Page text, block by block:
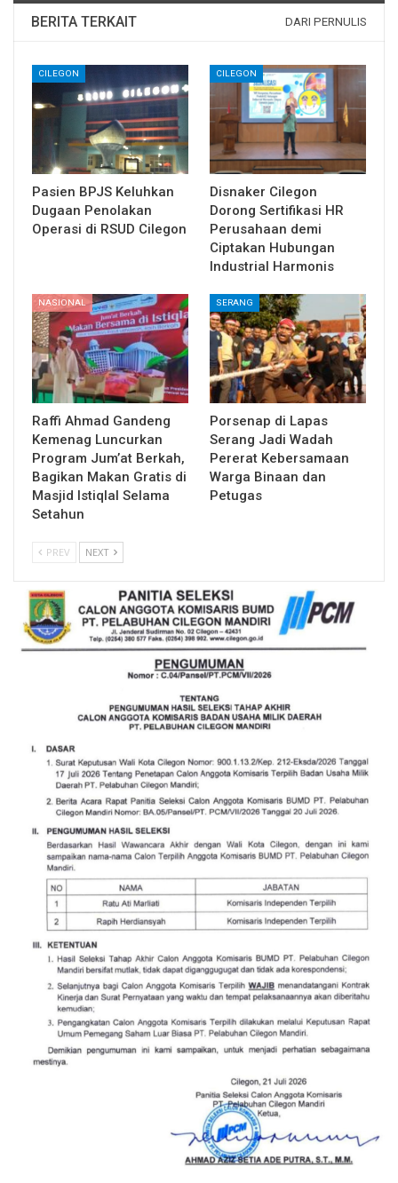
BERITA TERKAIT DARI PERNULIS
CILEGON
Pasien BPJS Keluhkan
Dugaan Penolakan
Operasi di RSUD Cilegon
CILEGON
Disnaker Cilegon
Dorong Sertifikasi HR
Perusahaan demi
Ciptakan Hubungan
Industrial Harmonis
NASIONAL
Raffi Ahmad Gandeng
Kemenag Luncurkan
Program Jum’at Berkah,
Bagikan Makan Gratis di
Masjid Istiqlal Selama
Setahun
SERANG
Porsenap di Lapas
Serang Jadi Wadah
Pererat Kebersamaan
Warga Binaan dan
Petugas
PREV NEXT